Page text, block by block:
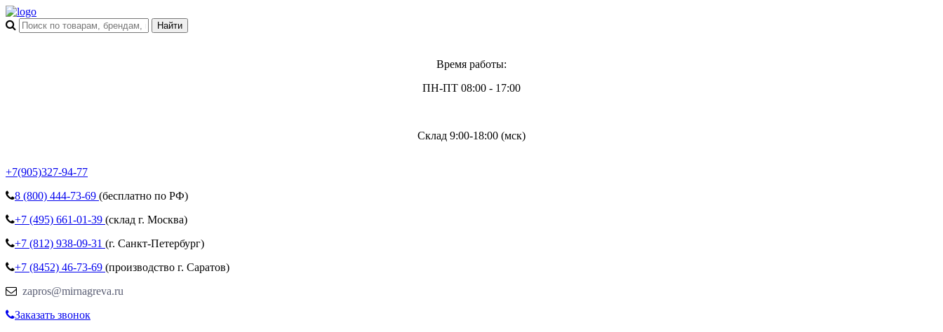
Время работы:
ПН-ПТ 08:00 - 17:00
Склад 9:00-18:00 (мск)
+7(905)327-94-77
8 (800) 444-73-69 (бесплатно по РФ)
+7 (495) 661-01-39 (склад г. Москва)
+7 (812) 938-09-31 (г. Санкт-Петербург)
+7 (8452) 46-73-69 (производство г. Саратов)
zapros@mirnagreva.ru
Заказать звонок